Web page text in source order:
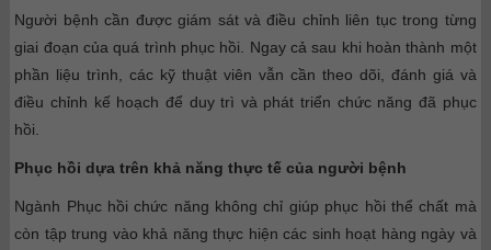
Người bệnh cần được giám sát và điều chỉnh liên tục trong từng
giai đoạn của quá trình phục hồi. Ngay cả sau khi hoàn thành một
phần liệu trình, các kỹ thuật viên vẫn cần theo dõi, đánh giá và
điều chỉnh kế hoạch để duy trì và phát triển chức năng đã phục
hồi.
Phục hồi dựa trên khả năng thực tế của người bệnh
Ngành Phục hồi chức năng không chỉ giúp phục hồi thể chất mà
còn tập trung vào khả năng thực hiện các sinh hoạt hàng ngày và